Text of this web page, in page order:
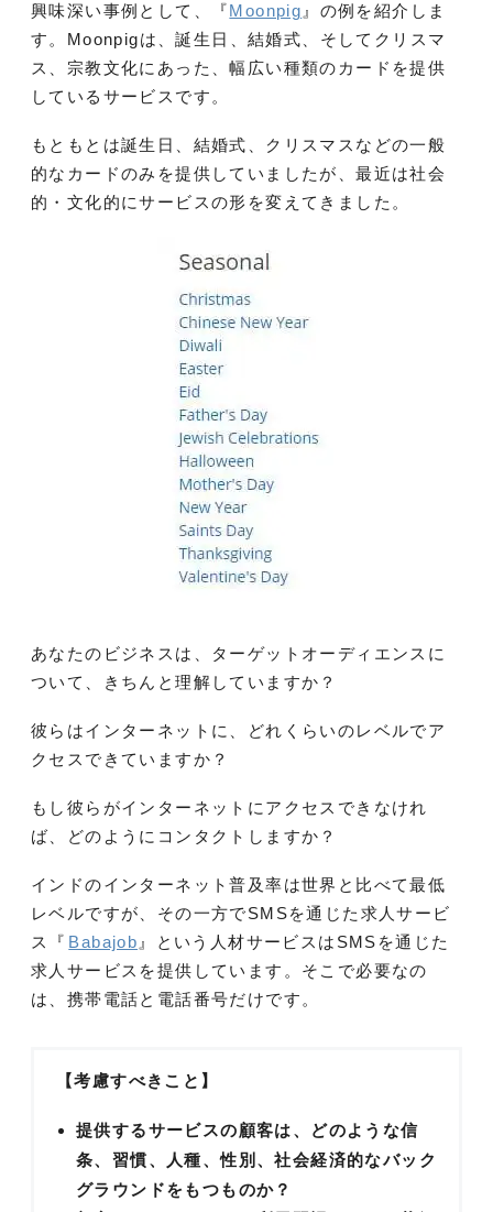
興味深い事例として、『Moonpig 』 の例を紹介しま
す。Moonpigは、誕生日、結婚式、そしてクリスマ
ス、宗教文化にあった、幅広い種類のカードを提供
しているサービスです。
もともとは誕生日、結婚式、クリスマスなどの一般
的なカードのみを提供していましたが、最近は社会
的・文化的にサービスの形を変えてきました。
あなたのビジネスは、ターゲットオーディエンスに
ついて、きちんと理解していますか？
彼らはインターネットに、どれくらいのレベルでア
クセスできていますか？
もし彼らがインターネットにアクセスできなけれ
ば、どのようにコンタクトしますか？
インドのインターネット普及率は世界と比べて最低
レベルですが、その一方でSMSを通じた求人サービ
ス『 Babajob 』という人材サービスはSMSを通じた
求人サービスを提供しています。そこで必要なの
は、携帯電話と電話番号だけです。
【考慮すべきこと】
提供するサービスの顧客は、どのような信
条、習慣、人種、性別、社会経済的なバック
グラウンドをもつものか？